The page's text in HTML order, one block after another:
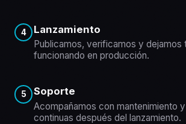
4 Lanzamiento
Publicamos, verificamos y dejamos
funcionando en producción.
5 Soporte
Acompañamos con mantenimiento
continuas después del lanzamiento.